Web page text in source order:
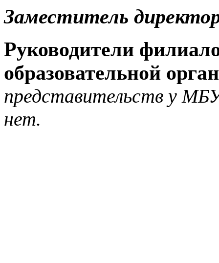
Заместитель
Руководители
образовательной
представительств у
нет.